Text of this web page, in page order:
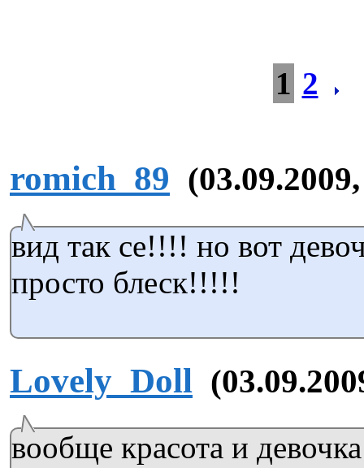
1 2
romich_89
вид так се!!!! но вот
просто блеск!!!!!
Lovely_Doll
вообще красота и